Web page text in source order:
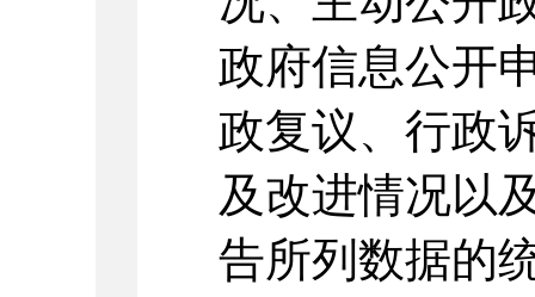
政府信息公开
政复议、行政
及改进情况以
告所列数据的